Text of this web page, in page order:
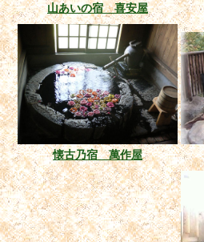
山あいの宿 喜安屋
懐古乃宿 萬作屋